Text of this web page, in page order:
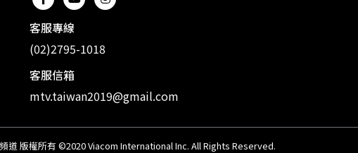
客服專線
(02)2795-1018
客服信箱
mtv.taiwan2019@gmail.com
道 版權所有 ©2020 Viacom International Inc. All Rights Reserved.